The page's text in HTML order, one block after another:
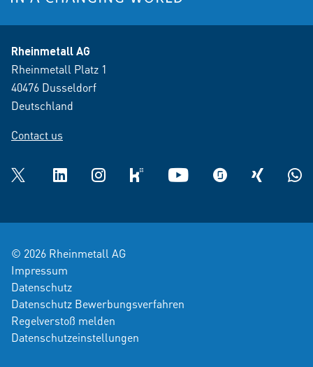
Rheinmetall AG
Rheinmetall Platz 1
40476 Dusseldorf
Deutschland
Contact us
Twitter LinkedInInstagramkununu YouTube glassdoorXING
© 2026 Rheinmetall AG
Impressum
Datenschutz
Datenschutz Bewerbungsverfahren
Regelverstoß melden
Datenschutzeinstellungen